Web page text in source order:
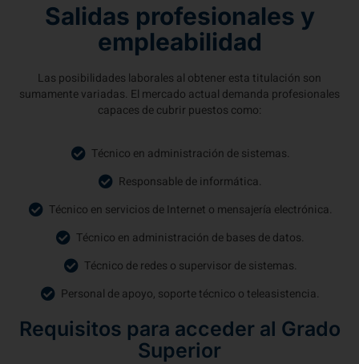
Salidas profesionales y
empleabilidad
Las posibilidades laborales al obtener esta titulación son
sumamente variadas. El mercado actual demanda profesionales
capaces de cubrir puestos como:
Técnico en administración de sistemas.
Responsable de informática.
Técnico en servicios de Internet o mensajería electrónica.
Técnico en administración de bases de datos.
Técnico de redes o supervisor de sistemas.
Personal de apoyo, soporte técnico o teleasistencia.
Requisitos para acceder al Grado
Superior